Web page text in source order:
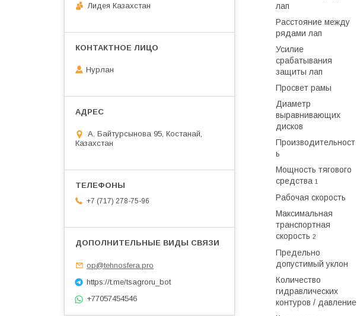
лап
Расстояние между
рядами лап
Усилие
срабатывания
защиты лап
Просвет рамы
Диаметр
выравнивающих
дисков
Производительност
ь
Мощность тягового
средства 1
Рабочая скорость
Максимальная
транспортная
скорость 2
Предельно
допустимый уклон
Количество
гидравлических
контуров / давление
Лидея Казахстан
Нурлан
А. Байтурсынова 95, Костанай,
Казахстан
+7 (717) 278-75-96
op@tehnosfera.pro
https://t.me/tsagroru_bot
+77057454546